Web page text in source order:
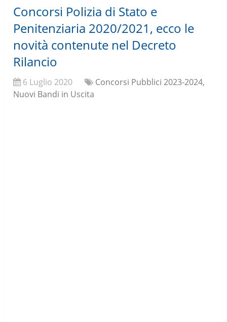
Concorsi Polizia di Stato e
Penitenziaria 2020/2021, ecco le
novità contenute nel Decreto
Rilancio
6 Luglio 2020
Concorsi Pubblici 2023-2024,
Nuovi Bandi in Uscita